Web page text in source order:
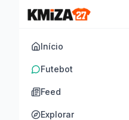
Início
Futebot
Feed
Explorar